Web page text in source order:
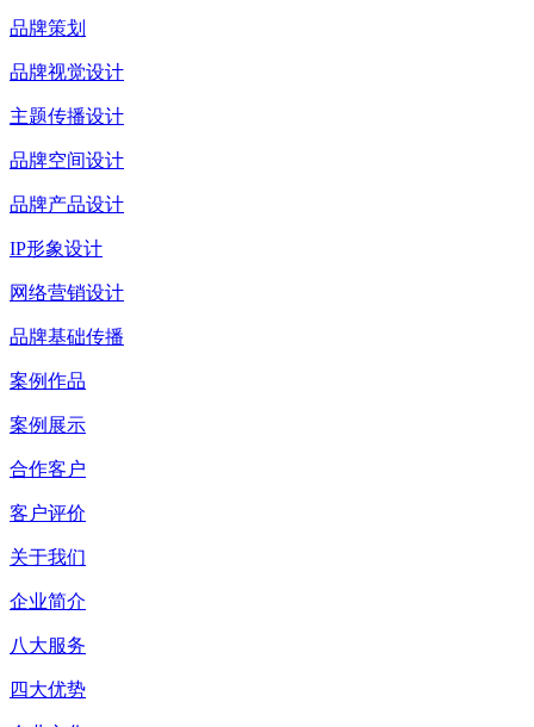
品牌策划
品牌视觉设计
主题传播设计
品牌空间设计
品牌产品设计
IP形象设计
网络营销设计
品牌基础传播
案例作品
案例展示
合作客户
客户评价
关于我们
企业简介
八大服务
四大优势